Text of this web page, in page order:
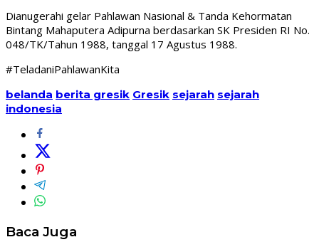
Dianugerahi gelar Pahlawan Nasional & Tanda Kehormatan
Bintang Mahaputera Adipurna berdasarkan SK Presiden RI No.
048/TK/Tahun 1988, tanggal 17 Agustus 1988.
#TeladaniPahlawanKita
belanda berita gresik Gresik sejarah sejarah
indonesia
Baca Juga